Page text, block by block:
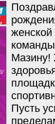
Мазину!
Пусть